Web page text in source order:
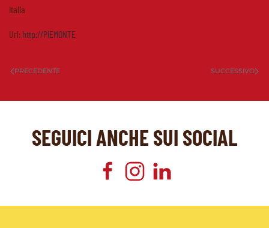
Italia
Url: http://PIEMONTE
PRECEDENTE SUCCESSIVO
SEGUICI ANCHE SUI SOCIAL